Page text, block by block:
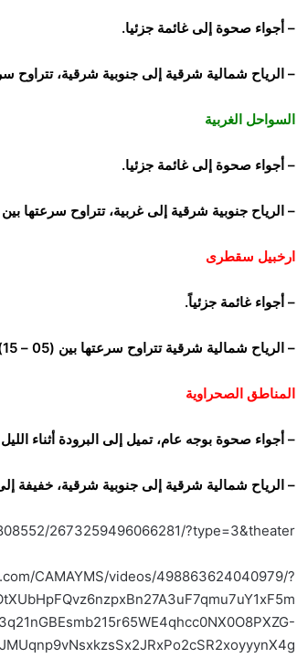
– أجواء صحوة إلى غائمة جزئيا.
– الرياح شمالية شرقية إلى جنوبية شرقية، تتراوح سرعتها بين
السواحل الغربية
– أجواء صحوة إلى غائمة جزئيا.
– الرياح جنوبية شرقية إلى غربية، تتراوح سرعتها بين (10 – 22) عقدة، مثيرة للأتربة و الرمال على الاجزاء الجنوبية
ارخبيل سقطرى
– أجواء غائمة جزئياً.
– الرياح شمالية شرقية تتراوح سرعتها بين (05 – 15) عقدة.
المناطق الصحراوية
– أجواء صحوة بوجه عام، تميل إلى البرودة أثناء الليل
– الرياح شمالية شرقية إلى جنوبية شرقية، خفيفة إلى
2673259496066281/?type=3&theater
CAMAYMS/videos/498863624040979/?